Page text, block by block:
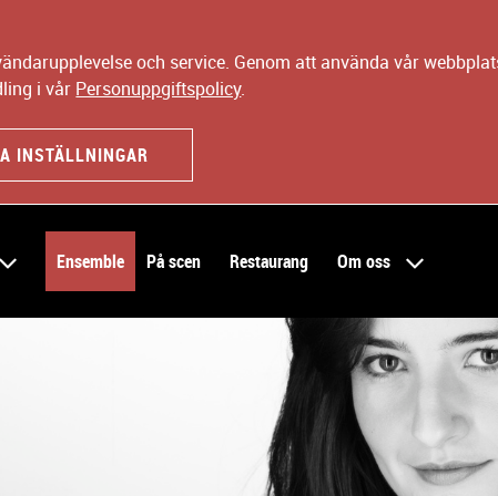
och service. Genom att använda vår
i vår Personuppgiftspolicy.
INSTÄLLNINGAR
Ensemble På scen Restaurang Om oss